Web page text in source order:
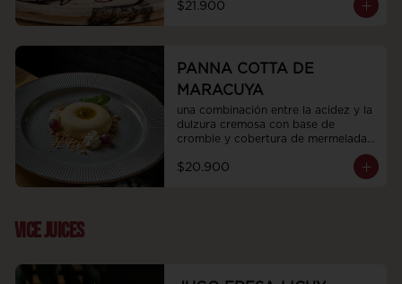
$21.900
PANNA COTTA DE
MARACUYA
una combinación entre la acidez y la
dulzura cremosa con base de
cromble y cobertura de mermelada
$20.900
VICE JUICES